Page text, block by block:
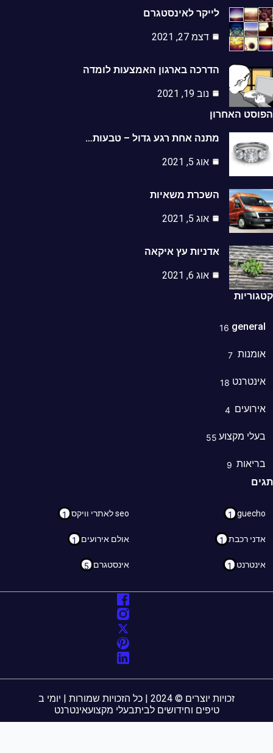
לייקר לאינסטגרם
דצמ 27, 2021
הדרכה בארגון האמצעות לומדה
נוב 19, 2021
האחרון
מתנה אחת רגע גדול – טבעות…
אוג 5, 2021
השכרת משאיות
אוג 5, 2021
אדניות עץ איקאה
אוג 6, 2021
16
7
18
4
מקצוע55
9
1 seo לאתרי וויקס 1
רכבת 1 אולם אירועים 1
1 אינסטגרם 5
זכויות יוצרים © 2024 | כל הזכויות שמורות | יומי ב
טיפים וחידושים לביתבעלי מקצועאינטרנט